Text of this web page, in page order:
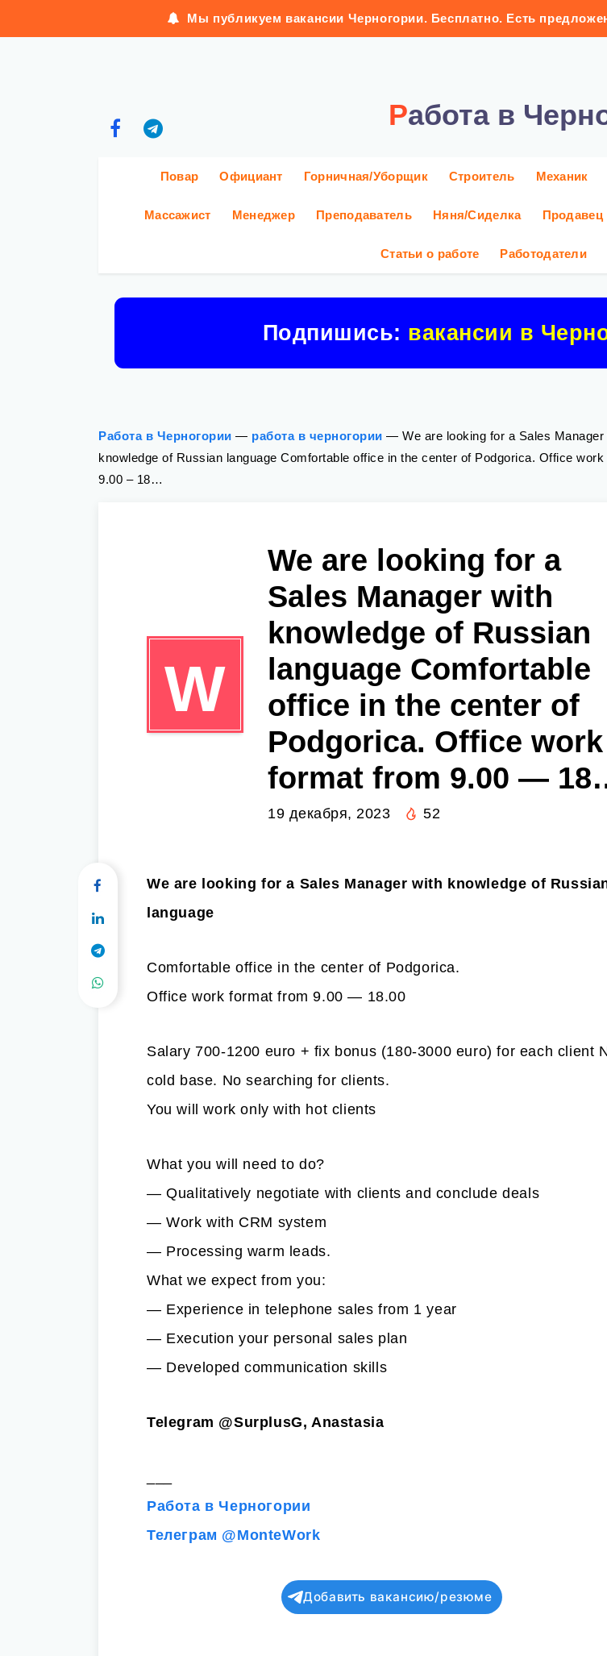
Мы публикуем вакансии Черногории. Бесплатно. Есть
Работа в
Повар Официант Горничная/Уборщик Строитель Механик
Массажист Менеджер Преподаватель Няня/Сиделка Продавец
Статьи о работе Работодатели
Подпишись: вакансии в
Работа в Черногории — работа в черногории — We are looking for a Sales Manager
knowledge of Russian language Comfortable office in the center of Podgorica. Office
9.00 – 18…
W
We are looking for a
Sales Manager with
knowledge of Russian
language Comfortable
office in the center of
Podgorica. Office work
format from 9.00 —
19 декабря, 2023 52
We are looking for a Sales Manager with knowledge of
language
Comfortable office in the center of Podgorica.
Office work format from 9.00 — 18.00
Salary 700-1200 euro + fix bonus (180-3000 euro) for each client
cold base. No searching for clients.
You will work only with hot clients
What you will need to do?
— Qualitatively negotiate with clients and conclude deals
— Work with CRM system
— Processing warm leads.
What we expect from you:
— Experience in telephone sales from 1 year
— Еxecution your personal sales plan
— Developed communication skills
Telegram @SurplusG, Anastasia
Работа в Черногории
Телеграм @MonteWork
Добавить вакансию/резюме